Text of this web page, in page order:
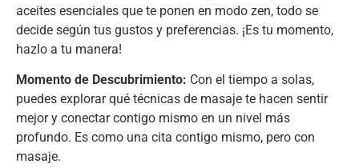
aceites esenciales que te ponen en modo zen, todo se
decide según tus gustos y preferencias. ¡Es tu momento,
hazlo a tu manera!
Momento de Descubrimiento: Con el tiempo a solas,
puedes explorar qué técnicas de masaje te hacen sentir
mejor y conectar contigo mismo en un nivel más
profundo. Es como una cita contigo mismo, pero con
masaje.